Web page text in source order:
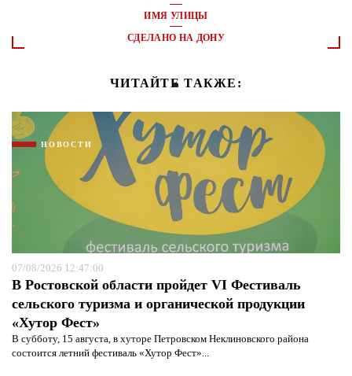
ИМЯ УЛИЦЫ
СДЕЛАНО НА ДОНУ
ЧИТАЙТЕ ТАКЖЕ:
НОВОСТИ
07/08/2026 12:47:00
В Ростовской области пройдет VI Фестиваль
сельского туризма и органической продукции
«Хутор Фест»
В субботу, 15 августа, в хуторе Петровском Неклиновского района
состоится летний фестиваль «Хутор Фест»...